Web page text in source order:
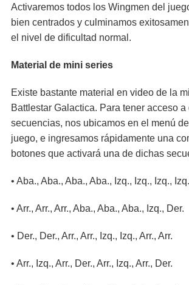
Activaremos todos los Wingmen del
bien centrados y culminamos
el nivel de dificultad normal.
Material de mini series
Existe bastante material en video de la
Battlestar Galactica. Para tener acceso a
secuencias, nos ubicamos en el menú
juego, e ingresamos rápidamente una
botones que activará una de dichas
• Aba., Aba., Aba., Aba., Izq., Izq., Izq., Izq.
• Arr., Arr., Arr., Aba., Aba., Aba., Izq., Der.
• Der., Der., Arr., Arr., Izq., Izq., Arr., Arr.
• Arr., Izq., Arr., Der., Arr., Izq., Arr., Der.